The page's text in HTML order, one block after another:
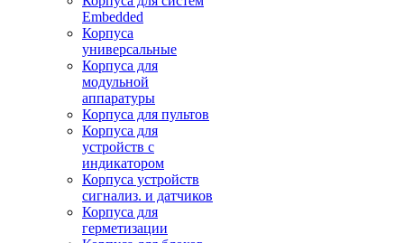
Embedded
Корпуса
универсальные
Корпуса для
модульной
аппаратуры
Корпуса для пультов
Корпуса для
устройств с
индикатором
Корпуса устройств
сигнализ. и датчиков
Корпуса для
герметизации